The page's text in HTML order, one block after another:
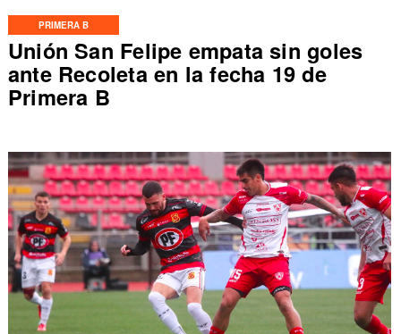
PRIMERA B
Unión San Felipe empata sin goles
ante Recoleta en la fecha 19 de
Primera B